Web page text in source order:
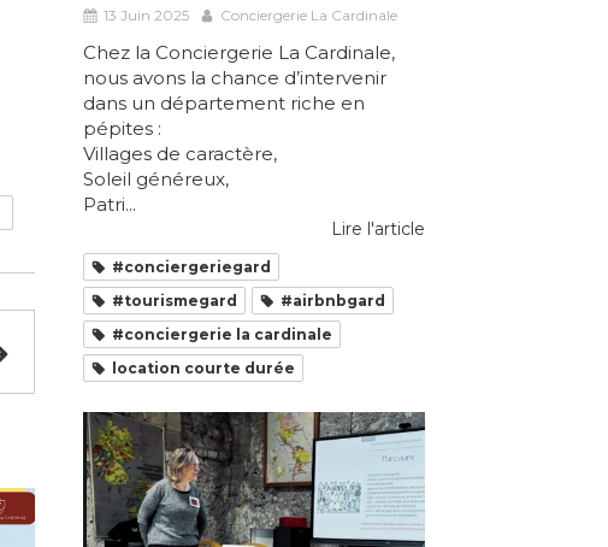
13 Juin 2025 Conciergerie La Cardinale
Chez la Conciergerie La Cardinale,
nous avons la chance d’intervenir
dans un département riche en
pépites :
Villages de caractère,
Soleil généreux,
Patri...
Lire l'article
#conciergeriegard
#tourismegard
#airbnbgard
#conciergerie la cardinale
location courte durée